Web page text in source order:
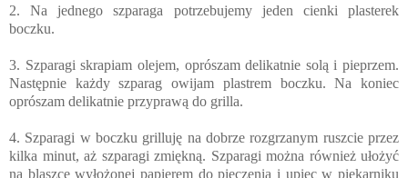
2. Na jednego szparaga potrzebujemy jeden cienki plasterek
boczku.
3. Szparagi skrapiam olejem, oprószam delikatnie solą i pieprzem.
Następnie każdy szparag owijam plastrem boczku. Na koniec
oprószam delikatnie przyprawą do grilla.
4. Szparagi w boczku grilluję na dobrze rozgrzanym ruszcie przez
kilka minut, aż szparagi zmiękną. Szparagi można również ułożyć
na blaszce wyłożonej papierem do pieczenia i upiec w piekarniku